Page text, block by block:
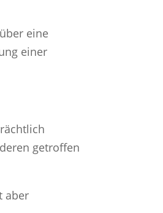
eine
einer
getroffen
aber